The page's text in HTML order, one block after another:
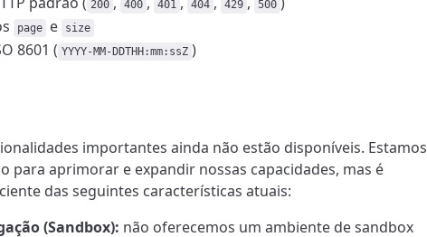
200 400 401 404 429 500
page e size
8601 ( YYYY-MM-DDTHH:mm:ssZ )
importantes ainda não estão disponíveis. Estamos
para aprimorar e expandir nossas capacidades, mas é
das seguintes características atuais:
(Sandbox): não oferecemos um ambiente de sandbox